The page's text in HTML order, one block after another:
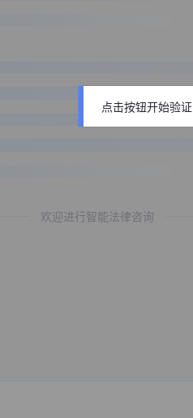
欢迎进行智能法律咨询
点击按钮开始验证